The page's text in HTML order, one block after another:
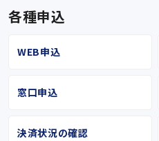
各種申込
WEB申込
窓口申込
決済状況の確認